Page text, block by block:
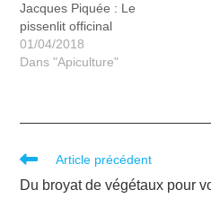
Jacques Piquée : Le
pissenlit officinal
01/04/2018
Dans "Apiculture"
Article précédent
Du broyat de végétaux pour